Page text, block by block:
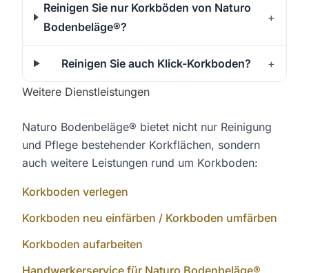
Reinigen Sie nur Korkböden von Naturo
Bodenbeläge®?
+
Reinigen Sie auch Klick-Korkboden? +
Weitere Dienstleistungen
Naturo Bodenbeläge® bietet nicht nur Reinigung
und Pflege bestehender Korkflächen, sondern
auch weitere Leistungen rund um Korkboden:
Korkboden verlegen
Korkboden neu einfärben / Korkboden umfärben
Korkboden aufarbeiten